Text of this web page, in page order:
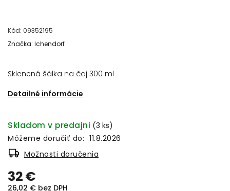
Kód: 09352195
Sklenená šálka na čaj 300 ml
Detailné informácie
Značka: Ichendorf
32 €
26,02 € bez DPH
Skladom v predajni (3 ks)
Môžeme doručiť do: 11.8.2026
Možnosti doručenia